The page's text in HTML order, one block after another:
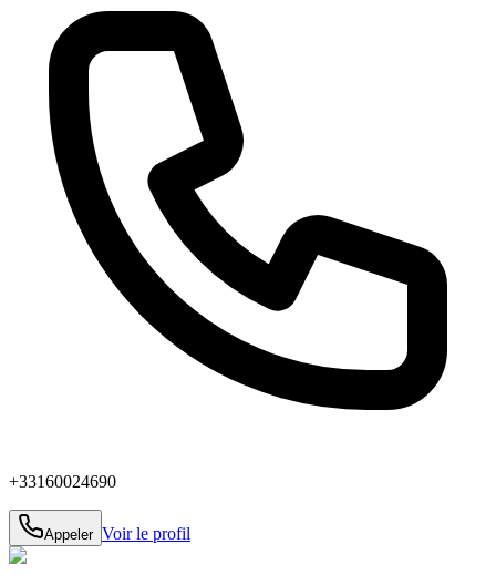
+33160024690
Appeler Voir le profil